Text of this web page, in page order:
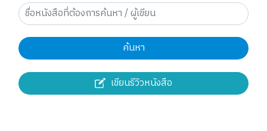
ค้นหา
เขียนรีวิวหนังสือ